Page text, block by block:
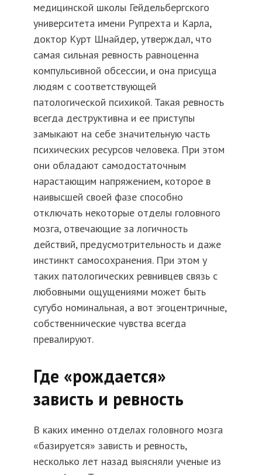
медицинской школы Гейдельбергского
университета имени Рупрехта и Карла,
доктор Курт Шнайдер, утверждал, что
самая сильная ревность равноценна
компульсивной обсессии, и она присуща
людям с соответствующей
патологической психикой. Такая ревность
всегда деструктивна и ее приступы
замыкают на себе значительную часть
психических ресурсов человека. При этом
они обладают самодостаточным
нарастающим напряжением, которое в
наивысшей своей фазе способно
отключать некоторые отделы головного
мозга, отвечающие за логичность
действий, предусмотрительность и даже
инстинкт самосохранения. При этом у
таких патологических ревнивцев связь с
любовными ощущениями может быть
сугубо номинальная, а вот эгоцентричные,
собственнические чувства всегда
превалируют.
Где «рождается»
зависть и ревность
В каких именно отделах головного мозга
«базируется» зависть и ревность,
несколько лет назад выясняли ученые из